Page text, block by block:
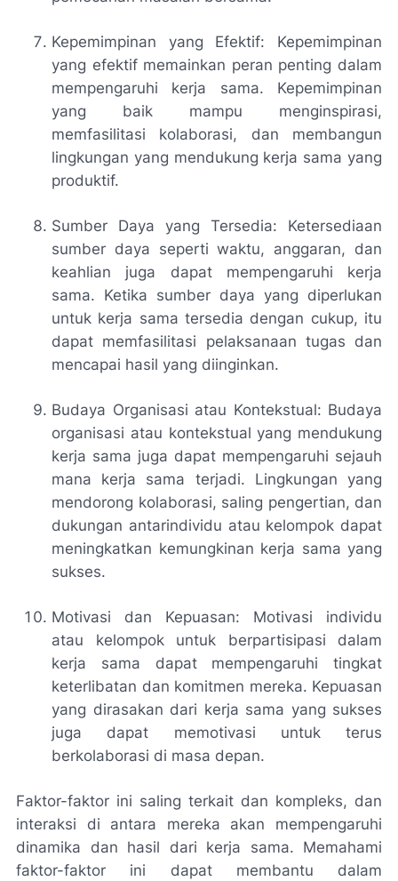
Kepemimpinan yang Efektif: Kepemimpinan
yang efektif memainkan peran penting dalam
mempengaruhi kerja sama. Kepemimpinan
yang baik mampu menginspirasi,
memfasilitasi kolaborasi, dan membangun
lingkungan yang mendukung kerja sama yang
produktif.
Sumber Daya yang Tersedia: Ketersediaan
sumber daya seperti waktu, anggaran, dan
keahlian juga dapat mempengaruhi kerja
sama. Ketika sumber daya yang diperlukan
untuk kerja sama tersedia dengan cukup, itu
dapat memfasilitasi pelaksanaan tugas dan
mencapai hasil yang diinginkan.
Budaya Organisasi atau Kontekstual: Budaya
organisasi atau kontekstual yang mendukung
kerja sama juga dapat mempengaruhi sejauh
mana kerja sama terjadi. Lingkungan yang
mendorong kolaborasi, saling pengertian, dan
dukungan antarindividu atau kelompok dapat
meningkatkan kemungkinan kerja sama yang
sukses.
Motivasi dan Kepuasan: Motivasi individu
atau kelompok untuk berpartisipasi dalam
kerja sama dapat mempengaruhi tingkat
keterlibatan dan komitmen mereka. Kepuasan
yang dirasakan dari kerja sama yang sukses
juga dapat memotivasi untuk terus
berkolaborasi di masa depan.
Faktor-faktor ini saling terkait dan kompleks, dan
interaksi di antara mereka akan mempengaruhi
dinamika dan hasil dari kerja sama. Memahami
faktor-faktor ini dapat membantu dalam